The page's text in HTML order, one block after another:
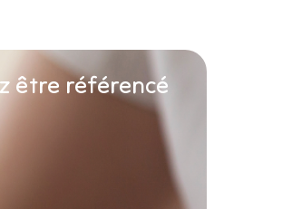
être référencé